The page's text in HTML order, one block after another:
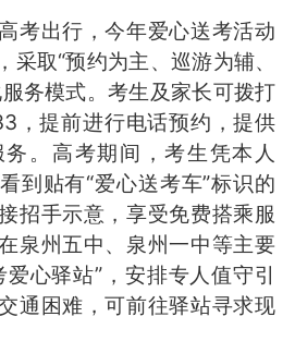
出行，今年爱心送考活动
采取“预约为主、巡游为辅、
务模式。考生及家长可拨打
，提前进行电话预约，提供
。高考期间，考生凭本人
到贴有“爱心送考车”标识的
招手示意，享受免费搭乘服
泉州五中、泉州一中等主要
心驿站”，安排专人值守引
通困难，可前往驿站寻求现